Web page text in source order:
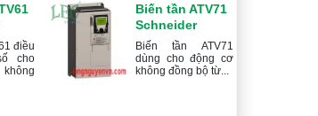
điều
cho
Biến tần ATV71
Schneider
Biến tần ATV71
dùng cho động cơ
không đồng bộ từ...